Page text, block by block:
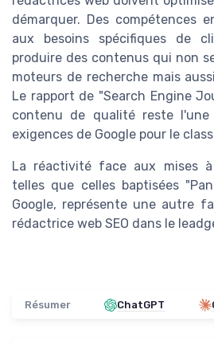
démarquer. Des compétences
aux besoins spécifiques de
produire des contenus qui non
moteurs de recherche mais
Le rapport de "Search Engine
contenu de qualité reste l'une
exigences de Google pour le
La réactivité face aux mises
telles que celles baptisées
Google, représente une autre
rédactrice web SEO dans le
Résumer ChatGPT